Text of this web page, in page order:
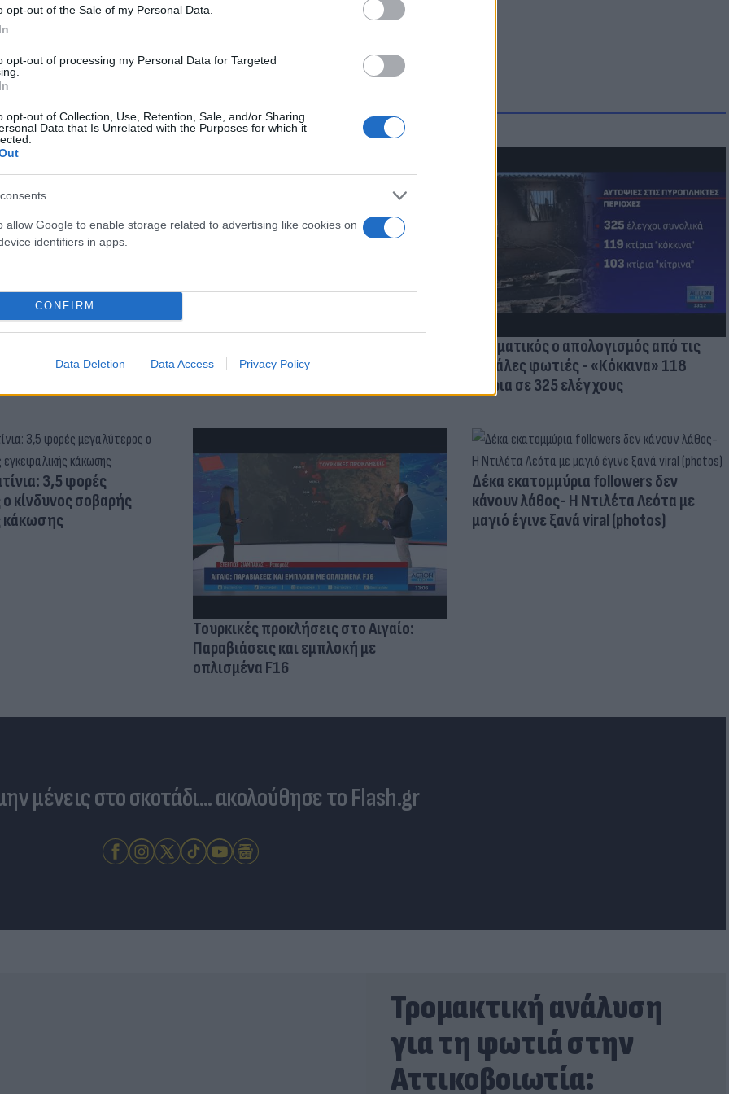
opt-out of the Sale of my Personal Data.
opt-out of processing my Personal Data for Targeted
opt-out of Collection, Use, Retention, Sale, and/or Sharing
Data that Is Unrelated with the Purposes for which it
allow Google to enable storage related to advertising like cookies on
identifiers in apps.
CONFIRM
Data Deletion Data Access Privacy Policy
στην παρουσίαση του
κόσμου στο γήπεδο
Και οι μαϊμούδες έχουν κατοικίδια! Οι
επιστήμονες ρίχνουν φως στις
Δραματικός ο απολογισμός από τις
μεγάλες φωτιές - «Κόκκινα» 118
κτίρια σε 325 ελέγχους
3,5 φορές
κίνδυνος σοβαρής
κάκωσης
Τουρκικές προκλήσεις στο Αιγαίο:
Παραβιάσεις και εμπλοκή με
οπλισμένα F16
Δέκα εκατομμύρια followers δεν
κάνουν λάθος- Η Ντιλέτα Λεότα με
μαγιό έγινε ξανά viral (photos)
μένεις στο σκοτάδι... ακολούθησε το Flash.gr
Τρομακτική ανάλυση
για τη φωτιά στην
Αττικοβοιωτία: